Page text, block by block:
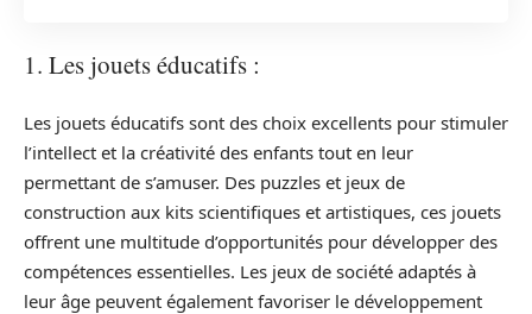
1. Les jouets éducatifs :
Les jouets éducatifs sont des choix excellents pour stimuler
l’intellect et la créativité des enfants tout en leur
permettant de s’amuser. Des puzzles et jeux de
construction aux kits scientifiques et artistiques, ces jouets
offrent une multitude d’opportunités pour développer des
compétences essentielles. Les jeux de société adaptés à
leur âge peuvent également favoriser le développement